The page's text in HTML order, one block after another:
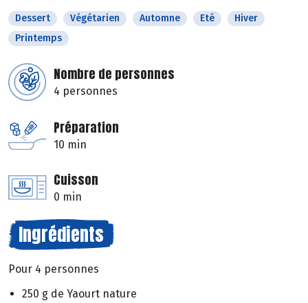
Dessert Végétarien Automne Eté
Hiver
Printemps
Nombre de personnes
4 personnes
Préparation
10 min
Cuisson
0 min
Ingrédients
Pour 4 personnes
250 g de Yaourt nature